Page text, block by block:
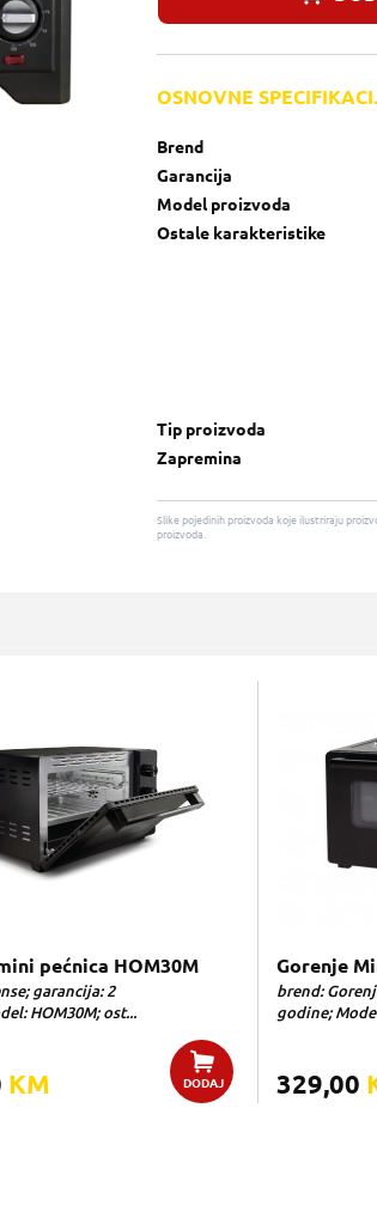
OSNOVNE
Brend
Garancija
Model proizvoda
Ostale karakteristike
Tip proizvoda
Zapremina
Slike pojedinih proizvoda koje ilustriraju
proizvoda.
pećnica HOM30M
garancija: 2
HOM30M; ost...
KM DODAJ
Gorenje
brend:
godine;
329,00